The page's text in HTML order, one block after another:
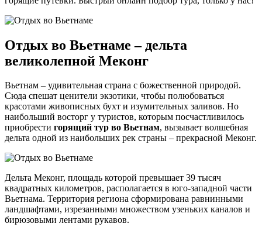
Отдых во Вьетнаме – дельта
великолепной Меконг
Вьетнам – удивительная страна с божественной природой.
Сюда спешат ценители экзотики, чтобы полюбоваться
красотами живописных бухт и изумительных заливов. Но
наибольший восторг у туристов, которым посчастливилось
приобрести горящий тур во Вьетнам, вызывает волшебная
дельта одной из наибольших рек страны – прекрасной Меконг.
Дельта Меконг, площадь которой превышает 39 тысяч
квадратных километров, располагается в юго-западной части
Вьетнама. Территория региона сформирована равнинными
ландшафтами, изрезанными множеством узеньких каналов и
бирюзовыми лентами рукавов.